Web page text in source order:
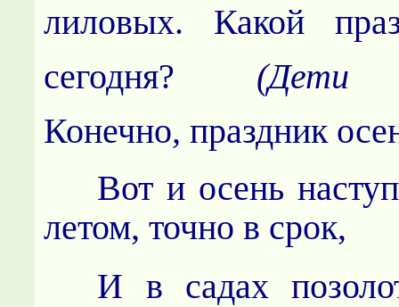
лиловых. Какой
сегодня? (Дети
Конечно, праздник
Вот и осень
летом, точно в срок,
И в садах